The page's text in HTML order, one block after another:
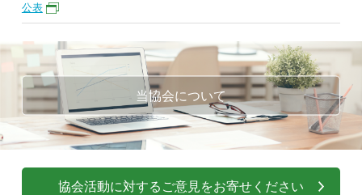
公表
当協会について
協会活動に対するご意見をお寄せください